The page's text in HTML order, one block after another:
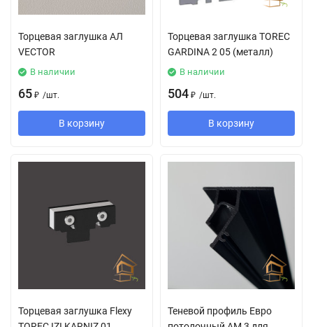
Торцевая заглушка АЛ
VECTOR
В наличии
65 ₽ /шт.
В корзину
Торцевая заглушка TOREC
GARDINA 2 05 (металл)
В наличии
504 ₽ /шт.
В корзину
Торцевая заглушка Flexy
Теневой профиль Евро